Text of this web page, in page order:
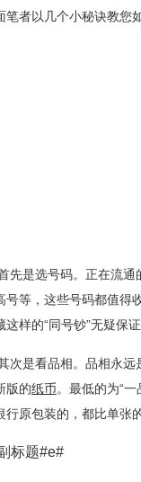
笔者以几个小秘诀教您
是选号码。正在流通
号等，这些号码都值得
这样的“同号钞”无疑保
是看品相。品相永远是
版的纸币。最低的为“
行原包装的，都比单张
标题#e#